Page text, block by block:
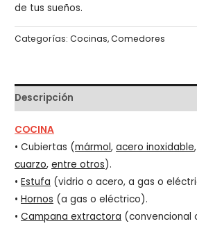
de tus sueños.
Categorías:Cocinas,Comedores
Descripción
COCINA
• Cubiertas (mármol,acero inoxidable
cuarzo,entre otros).
•Estufa (vidrio o acero, a gas o
•Hornos (a gas o eléctrico).
•Campana extractora (convencional